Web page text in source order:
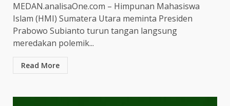
MEDAN.analisaOne.com – Himpunan Mahasiswa
Islam (HMI) Sumatera Utara meminta Presiden
Prabowo Subianto turun tangan langsung
meredakan polemik...
Read More